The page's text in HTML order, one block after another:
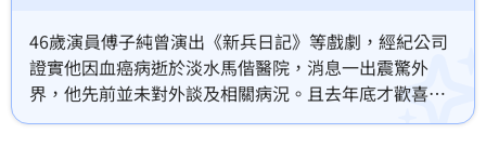
46歲演員傅子純曾演出《新兵日記》等戲劇，經紀公司
證實他因血癌病逝於淡水馬偕醫院，消息一出震驚外
界，他先前並未對外談及相關病況。且去年底才歡喜辦
入厝趴，資深女星方馨、高欣欣、兵家綺都出席，今高